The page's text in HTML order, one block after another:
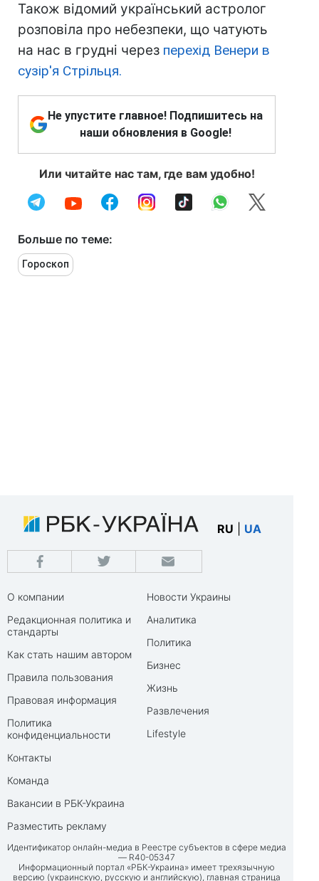
Також відомий український астролог
розповіла про небезпеки, що чатують
на нас в грудні через перехід Венери в
сузір'я Стрільця.
Не упустите главное! Подпишитесь на
наши обновления в Google!
Или читайте нас там, где вам удобно!
Больше по теме:
Гороскоп
RU UA
О компании
Редакционная политика и
стандарты
Как стать нашим автором
Правила пользования
Правовая информация
Политика
конфиденциальности
Контакты
Команда
Вакансии в РБК-Украина
Разместить рекламу
Новости Украины
Аналитика
Политика
Бизнес
Жизнь
Развлечения
Lifestyle
Идентификатор онлайн-медиа в Реестре субъектов в сфере медиа
— R40-05347
Информационный портал «РБК-Украина» имеет трехязычную
версию (украинскую, русскую и английскую), главная страница